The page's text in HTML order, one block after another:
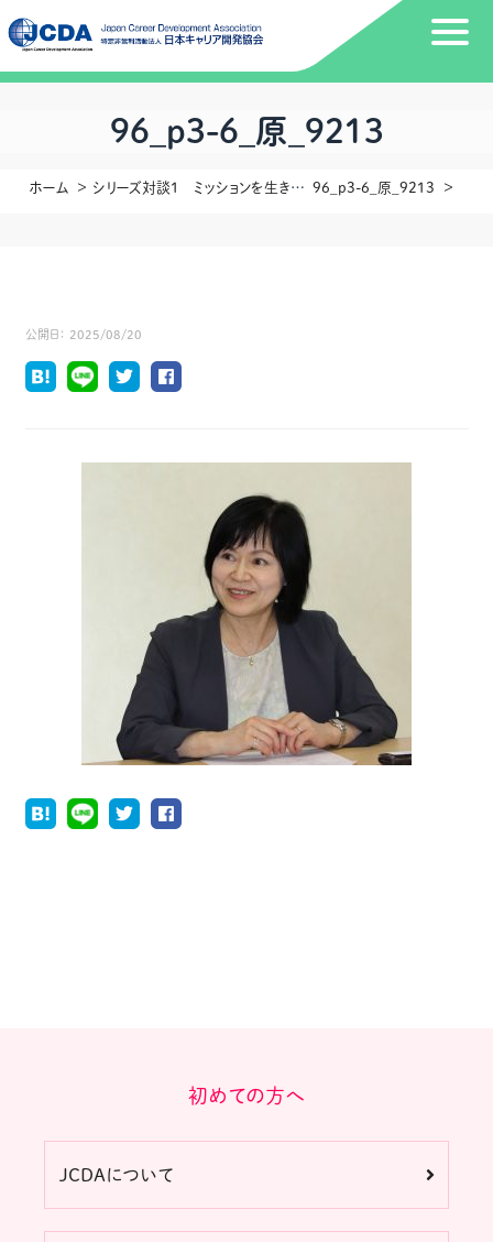
96_p3-6_原_9213
ホーム シリーズ対談1 ミッションを生きる―私のキャリア、その先にある社会—ゲスト：スプラメンター株式会社 代表取締役社長 島津 智子さん 96_p3-6_原_9213
公開日： 2025/08/20
初めての方へ
JCDAについて